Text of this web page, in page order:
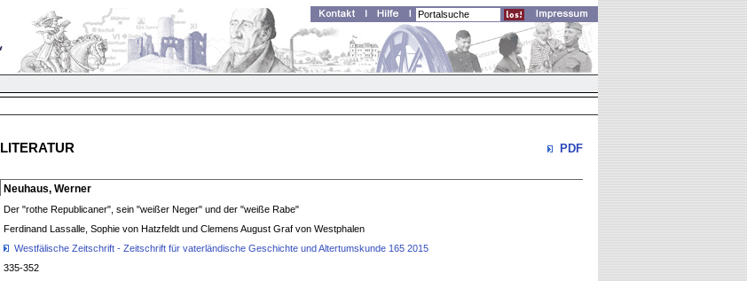
LITERATUR PDF
Neuhaus, Werner
Der "rothe Republicaner", sein "weißer Neger" und der "weiße Rabe"
Ferdinand Lassalle, Sophie von Hatzfeldt und Clemens August Graf von Westphalen
Westfälische Zeitschrift - Zeitschrift für vaterländische Geschichte und Altertumskunde 165 2015
335-352